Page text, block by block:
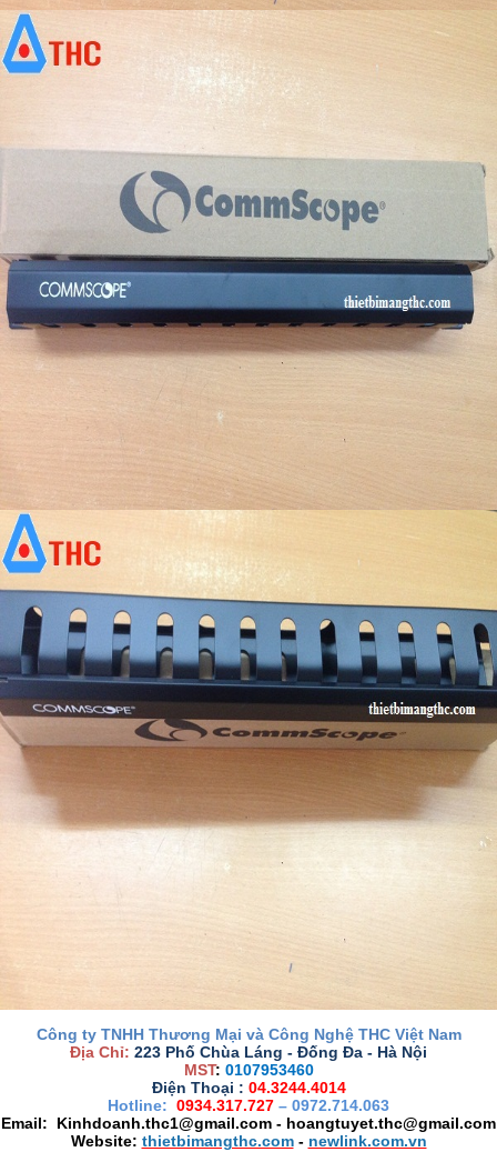
Công ty TNHH Thương Mại và Công Nghệ THC Việt Nam
Địa Chỉ: 223 Phố Chùa Láng - Đống Đa - Hà Nội
MST: 0107953460
Điện Thoại : 04.3244.4014
Hotline: 0934.317.727 – 0972.714.063
Email: Kinhdoanh.thc1@gmail.com - hoangtuyet.thc@gmail.com
Website: thietbimangthc.com- newlink.com.vn